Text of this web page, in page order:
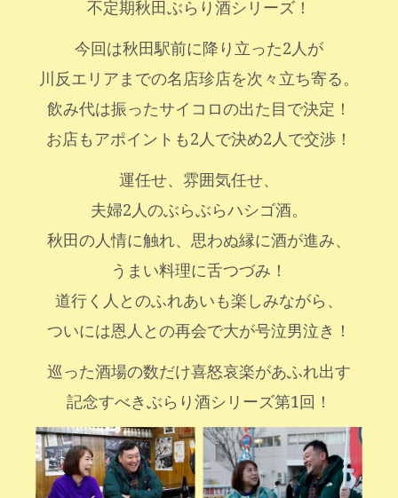
不定期秋田ぶらり酒シリーズ！
今回は秋田駅前に降り立った2人が
川反エリアまでの名店珍店を次々立ち寄る。
飲み代は振ったサイコロの出た目で決定！
お店もアポイントも2人で決め2人で交渉！
運任せ、雰囲気任せ、
夫婦2人のぶらぶらハシゴ酒。
秋田の人情に触れ、思わぬ縁に酒が進み、
うまい料理に舌つづみ！
道行く人とのふれあいも楽しみながら、
ついには恩人との再会で大が号泣男泣き！
巡った酒場の数だけ喜怒哀楽があふれ出す
記念すべきぶらり酒シリーズ第1回！